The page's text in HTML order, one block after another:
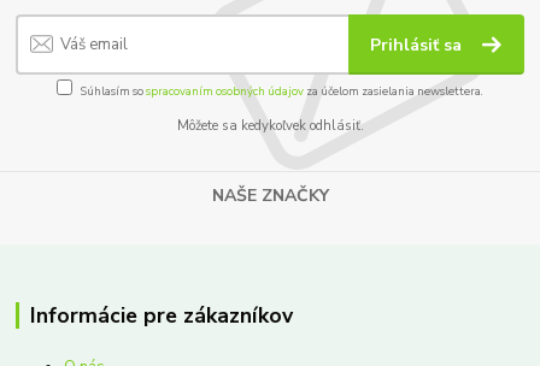
Prihlásiť sa
Súhlasím sospracovaním osobných údajov za účelom zasielania newslettera.
Môžete sa kedykoľvek odhlásiť.
NAŠE ZNAČKY
Informácie pre zákazníkov